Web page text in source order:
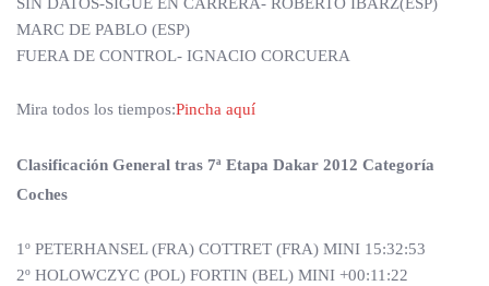
MARC DE PABLO (ESP)
FUERA DE CONTROL- IGNACIO CORCUERA
Mira todos los tiempos:Pincha aquí
Clasificación General tras 7ª Etapa Dakar 2012 Categoría
Coches
1º PETERHANSEL (FRA) COTTRET (FRA) MINI 15:32:53
2º HOLOWCZYC (POL) FORTIN (BEL) MINI +00:11:22